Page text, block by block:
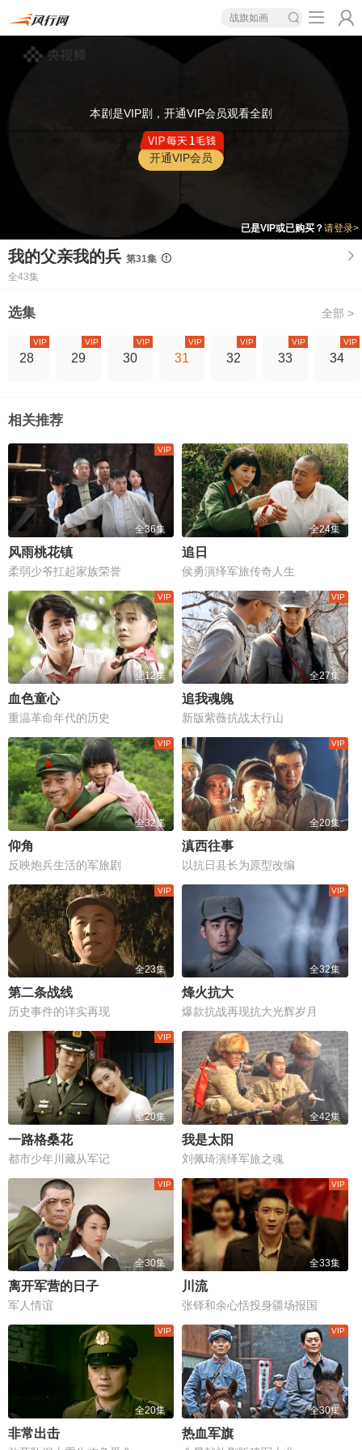
战旗如画
本剧是VIP剧，开通VIP会员观看全剧
开通VIP会员
已是VIP或已购买？请登录>
我的父亲我的兵 第31集
全43集
选集 全部 >
28
VIP
29
VIP
30
VIP
31
VIP
32
VIP
33
VIP
34
VIP
相关推荐
全36集
风雨桃花镇
柔弱少爷扛起家族荣誉
全24集
追日
侯勇演绎军旅传奇人生
全12集
血色童心
重温革命年代的历史
全27集
追我魂魄
新版紫薇抗战太行山
全32集
仰角
反映炮兵生活的军旅剧
全20集
滇西往事
以抗日县长为原型改编
全23集
第二条战线
历史事件的详实再现
全32集
烽火抗大
爆款抗战再现抗大光辉岁月
全20集
一路格桑花
都市少年川藏从军记
全42集
我是太阳
刘佩琦演绎军旅之魂
全30集
离开军营的日子
军人情谊
全33集
川流
张铎和余心恬投身疆场报国
全20集
非常出击
全30集
热血军旗